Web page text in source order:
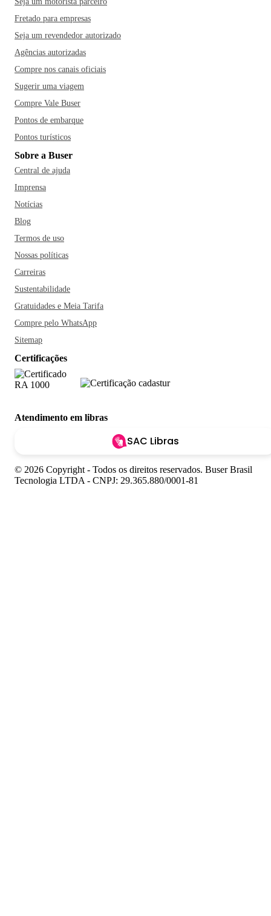
Fretado para empresas
Seja um revendedor autorizado
Agências autorizadas
Compre nos canais oficiais
Sugerir uma viagem
Compre Vale Buser
Pontos de embarque
Pontos turísticos
Sobre a Buser
Central de ajuda
Imprensa
Notícias
Blog
Termos de uso
Nossas políticas
Carreiras
Sustentabilidade
Gratuidades e Meia Tarifa
Compre pelo WhatsApp
Sitemap
Certificações
Atendimento em libras
SAC Libras
© 2026 Copyright - Todos os direitos reservados. Buser Brasil
Tecnologia LTDA - CNPJ: 29.365.880/0001-81